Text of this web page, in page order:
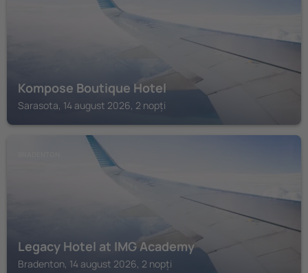
Kompose Boutique Hotel
Sarasota, 14 august 2026, 2 nopți
Legacy Hotel at IMG Academy
Bradenton, 14 august 2026, 2 nopți